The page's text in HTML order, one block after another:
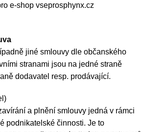
e-shop vseprosphynx.cz
jiné smlouvy dle občanského
stranami jsou na jedné straně
dodavatel resp. prodávající.
a plnění smlouvy jedná v rámci
podnikatelské činnosti. Je to